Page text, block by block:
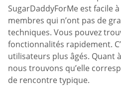
SugarDaddyForMe est facile
membres qui n’ont pas de
techniques. Vous pouvez
fonctionnalités rapidement.
utilisateurs plus âgés. Quant
nous trouvons qu’elle
de rencontre typique.